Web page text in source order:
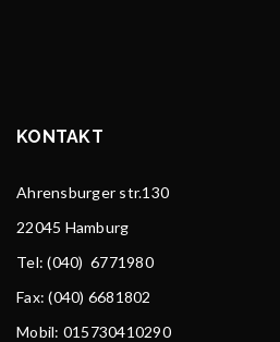
KONTAKT
Ahrensburger str.130
22045 Hamburg
Tel: (040) 6771980
Fax: (040) 6681802
Mobil: 015730410290